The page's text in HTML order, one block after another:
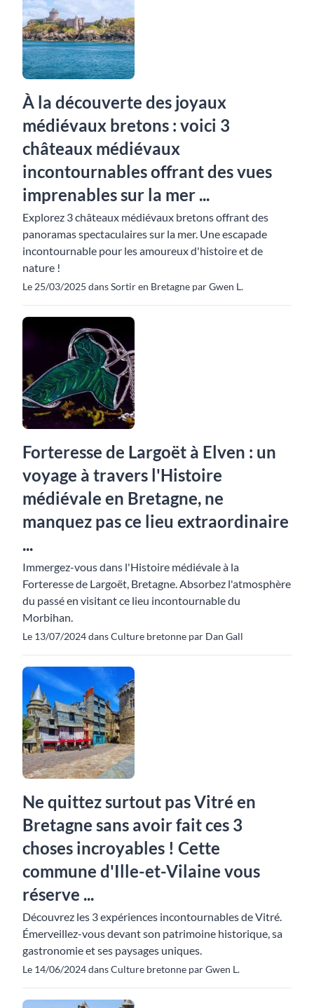
À la découverte des joyaux
médiévaux bretons : voici 3
châteaux médiévaux
incontournables offrant des vues
imprenables sur la mer ...
Explorez 3 châteaux médiévaux bretons offrant des
panoramas spectaculaires sur la mer. Une escapade
incontournable pour les amoureux d'histoire et de
nature !
Le 25/03/2025 dans Sortir en Bretagne par Gwen L.
Forteresse de Largoët à Elven : un
voyage à travers l'Histoire
médiévale en Bretagne, ne
manquez pas ce lieu extraordinaire
...
Immergez-vous dans l'Histoire médiévale à la
Forteresse de Largoët, Bretagne. Absorbez l'atmosphère
du passé en visitant ce lieu incontournable du
Morbihan.
Le 13/07/2024 dans Culture bretonne par Dan Gall
Ne quittez surtout pas Vitré en
Bretagne sans avoir fait ces 3
choses incroyables ! Cette
commune d'Ille-et-Vilaine vous
réserve ...
Découvrez les 3 expériences incontournables de Vitré.
Émerveillez-vous devant son patrimoine historique, sa
gastronomie et ses paysages uniques.
Le 14/06/2024 dans Culture bretonne par Gwen L.